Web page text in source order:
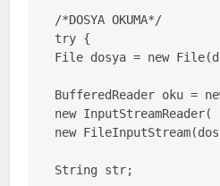
/*DOSYA OKUMA*/
try {
File dosya = new
BufferedReader oku =
new InputStreamReader(
new
String str;